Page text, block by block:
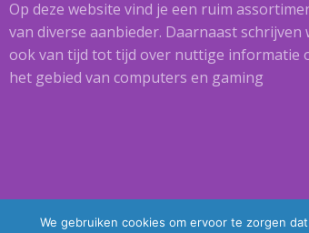
Op deze website vind je een ruim
van diverse aanbieder. Daarnaast schrijven
ook van tijd tot tijd over nuttige informatie
het gebied van computers en gaming
We gebruiken cookies om ervoor te zorgen